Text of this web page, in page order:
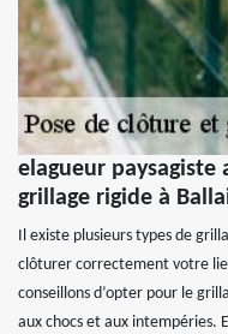
elagueur paysagiste
grillage rigide à
Il existe plusieurs types de
clôturer correctement votre
conseillons d’opter pour le
aux chocs et aux intempéries.